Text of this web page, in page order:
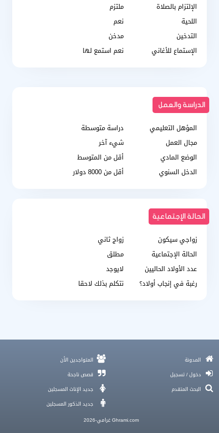
الإلتزام بالصلاة
ملتزم
اللحية
نعم
التدخين
مدخن
الإستماع للأغاني
نعم استمع لها
الدراسة والعمل
المؤهل التعليمي
دراسة متوسطة
مجال العمل
شيء آخر
الوضع المادي
أقل من المتوسط
الدخل السنوي
أقل من 8000 دولار
الحالة الإجتماعية
زواجي سيكون
زواج ثاني
الحالة الإجتماعية
مطلق
عدد الأولاد الحاليين
لايوجد
رغبة في إنجاب أولاد؟
نتكلم بذلك لاحقا
صوت القلب الحائر و حكايات البحث عن الزواج في زمننا
المدونة
دخول / تسجيل
البحث المتقدم
المتواجدين الأن
قصص ناجحة
جديد الإناث المسجلين
جديد الذكور المسجلين
Ghrami.com غرامي-2026